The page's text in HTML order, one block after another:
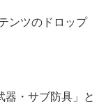
ンツのドロップ
器・サブ防具」と